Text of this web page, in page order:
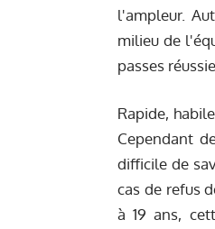
l'ampleur.
milieu de
passes
Rapide,
Cependant
difficile de
cas de refus
à 19 ans,